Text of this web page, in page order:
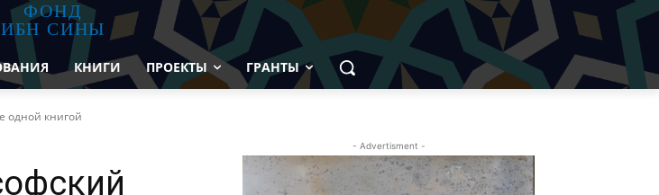
ФОНД
ИБН СИНЫ
КНИГИ ПРОЕКТЫ ГРАНТЫ
одной книгой
- Advertisment -